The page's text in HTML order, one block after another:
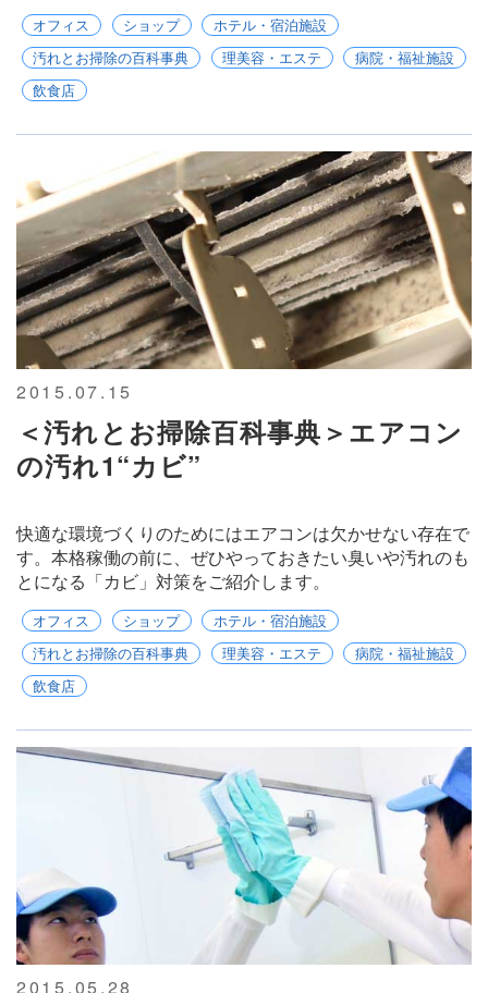
オフィス ショップ
ホテル・宿泊施設
汚れとお掃除の百科事典
理美容・エステ
病院・福祉施設
飲食店
2015.07.15
＜汚れとお掃除百科事典＞エアコン
の汚れ1“カビ”
快適な環境づくりのためにはエアコンは欠かせない存在で
す。本格稼働の前に、ぜひやっておきたい臭いや汚れのも
とになる「カビ」対策をご紹介します。
オフィス ショップ
ホテル・宿泊施設
汚れとお掃除の百科事典
理美容・エステ
病院・福祉施設
飲食店
2015.05.28